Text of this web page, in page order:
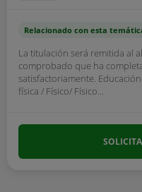
Relacionado con esta
La titulación será remitida al
comprobado que ha
satisfactoriamente.
física / Físico/ Físico...